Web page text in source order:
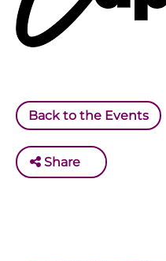
Back to the Events
Share